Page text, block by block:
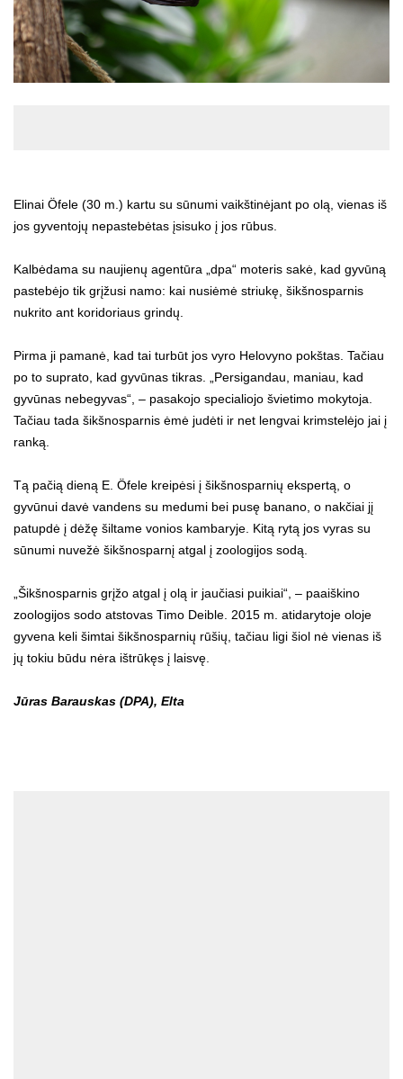
Elinai Öfele (30 m.) kartu su sūnumi vaikštinėjant po olą, vienas iš
jos gyventojų nepastebėtas įsisuko į jos rūbus.
Kalbėdama su naujienų agentūra „dpa“ moteris sakė, kad gyvūną
pastebėjo tik grįžusi namo: kai nusiėmė striukę, šikšnosparnis
nukrito ant koridoriaus grindų.
Pirma ji pamanė, kad tai turbūt jos vyro Helovyno pokštas. Tačiau
po to suprato, kad gyvūnas tikras. „Persigandau, maniau, kad
gyvūnas nebegyvas“, – pasakojo specialiojo švietimo mokytoja.
Tačiau tada šikšnosparnis ėmė judėti ir net lengvai krimstelėjo jai į
ranką.
Tą pačią dieną E. Öfele kreipėsi į šikšnosparnių ekspertą, o
gyvūnui davė vandens su medumi bei pusę banano, o nakčiai jį
patupdė į dėžę šiltame vonios kambaryje. Kitą rytą jos vyras su
sūnumi nuvežė šikšnosparnį atgal į zoologijos sodą.
„Šikšnosparnis grįžo atgal į olą ir jaučiasi puikiai“, – paaiškino
zoologijos sodo atstovas Timo Deible. 2015 m. atidarytoje oloje
gyvena keli šimtai šikšnosparnių rūšių, tačiau ligi šiol nė vienas iš
jų tokiu būdu nėra ištrūkęs į laisvę.
Jūras Barauskas (DPA), Elta